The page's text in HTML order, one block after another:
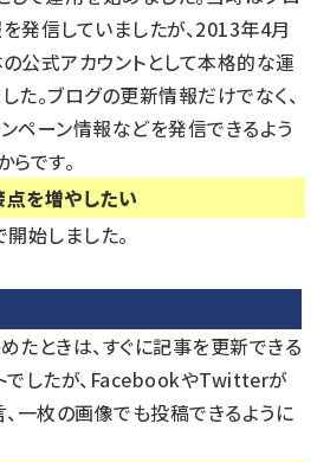
発信していましたが、2013年4月
公式アカウントとして本格的な運
た。ブログの更新情報だけでなく、
ペーン情報などを発信できるよう
らです。
を増やしたい
開始しました。
たときは、すぐに記事を更新できる
でしたが、FacebookやTwitterが
、一枚の画像でも投稿できるように